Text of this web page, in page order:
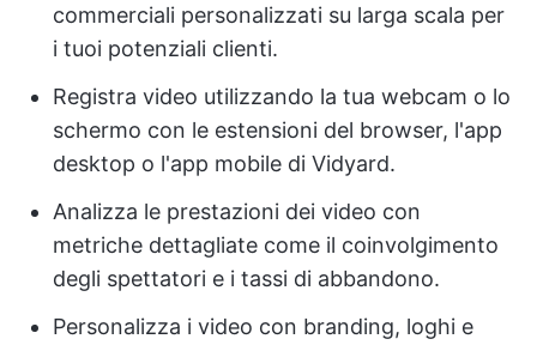
commerciali personalizzati su larga scala per
i tuoi potenziali clienti.
Registra video utilizzando la tua webcam o lo
schermo con le estensioni del browser, l'app
desktop o l'app mobile di Vidyard.
Analizza le prestazioni dei video con
metriche dettagliate come il coinvolgimento
degli spettatori e i tassi di abbandono.
Personalizza i video con branding, loghi e